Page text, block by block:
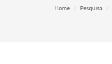
Home Pesquisa